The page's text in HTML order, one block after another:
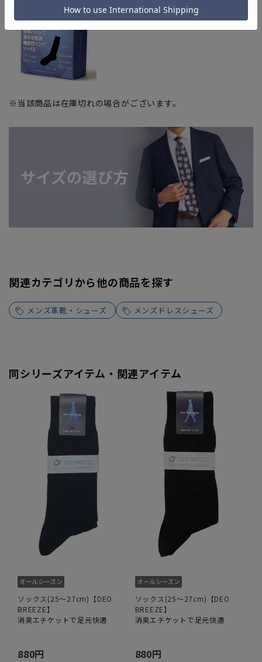
※当該商品は在庫切れの場合がございます。
関連カテゴリから他の商品を探す
メンズ革靴・シューズ メンズドレスシューズ
同シリーズアイテム・関連アイテム
ソックス(25～27cm)【DEO
BREEZE】
消臭エチケットで足元快適
880円
ソックス(25～27cm)【DEO
BREEZE】
消臭エチケットで足元快適
880円